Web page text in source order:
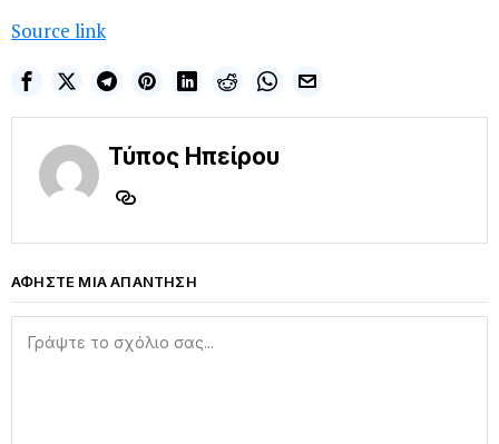
Source link
Τύπος Ηπείρου
ΑΦΗΣΤΕ ΜΙΑ ΑΠΑΝΤΗΣΗ